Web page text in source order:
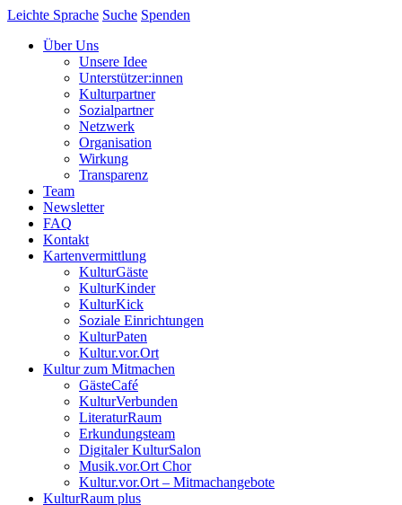
Leichte Sprache Suche Spenden
Über Uns
Unsere Idee
Unterstützer:innen
Kulturpartner
Sozialpartner
Netzwerk
Organisation
Wirkung
Transparenz
Team
Newsletter
FAQ
Kontakt
Kartenvermittlung
KulturGäste
KulturKinder
KulturKick
Soziale Einrichtungen
KulturPaten
Kultur.vor.Ort
Kultur zum Mitmachen
GästeCafé
KulturVerbunden
LiteraturRaum
Erkundungsteam
Digitaler KulturSalon
Musik.vor.Ort Chor
Kultur.vor.Ort – Mitmachangebote
KulturRaum plus